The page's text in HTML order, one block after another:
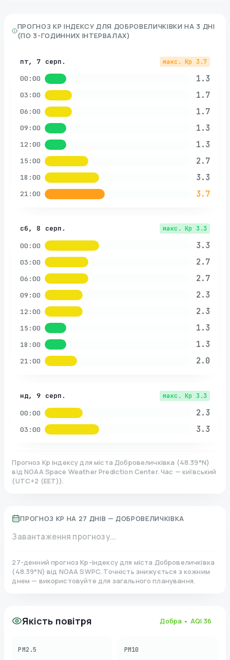
ПРОГНОЗ KP ІНДЕКСУ ДЛЯ ДОБРОВЕЛИЧКІВКИ НА 3 ДНІ
(ПО 3-ГОДИННИХ ІНТЕРВАЛАХ)
пт, 7 серп. макс. Kp 3.7
00:00 1.3
03:00 1.7
06:00 1.7
09:00 1.3
12:00 1.3
15:00 2.7
18:00 3.3
21:00 3.7
сб, 8 серп. макс. Kp 3.3
00:00 3.3
03:00 2.7
06:00 2.7
09:00 2.3
12:00 2.3
15:00 1.3
18:00 1.3
21:00 2.0
нд, 9 серп. макс. Kp 3.3
00:00 2.3
03:00 3.3
Прогноз Kp індексу для міста Добровеличківка (48.39°N)
від NOAA Space Weather Prediction Center. Час — київський
(UTC+2 (EET)).
ПРОГНОЗ KP НА 27 ДНІВ — ДОБРОВЕЛИЧКІВКА
Завантаження прогнозу...
27-денний прогноз Kp-індексу для міста Добровеличківка
(48.39°N)від NOAA SWPC. Точність знижується з кожним
днем — використовуйте для загального планування.
Якість повітря Добра • AQI 36
PM2.5 PM10